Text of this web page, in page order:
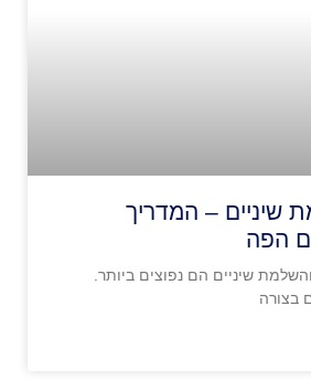
שיניים – המדריך
הפה
שיניים הם נפוצים ביותר.
בצורה